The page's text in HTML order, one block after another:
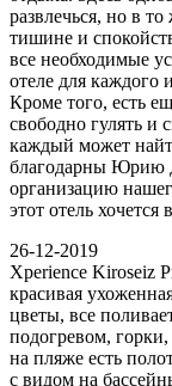
развлечься, но в
тишине и
все необходимые
отеле для каждого
Кроме того, есть
свободно гулять и
каждый может
благодарны Юрию
организацию
этот отель хочется
26-12-2019
Xperience Kiroseiz
красивая
цветы, все
подогревом,
на пляже есть
с видом на